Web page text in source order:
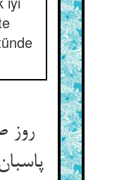
روز